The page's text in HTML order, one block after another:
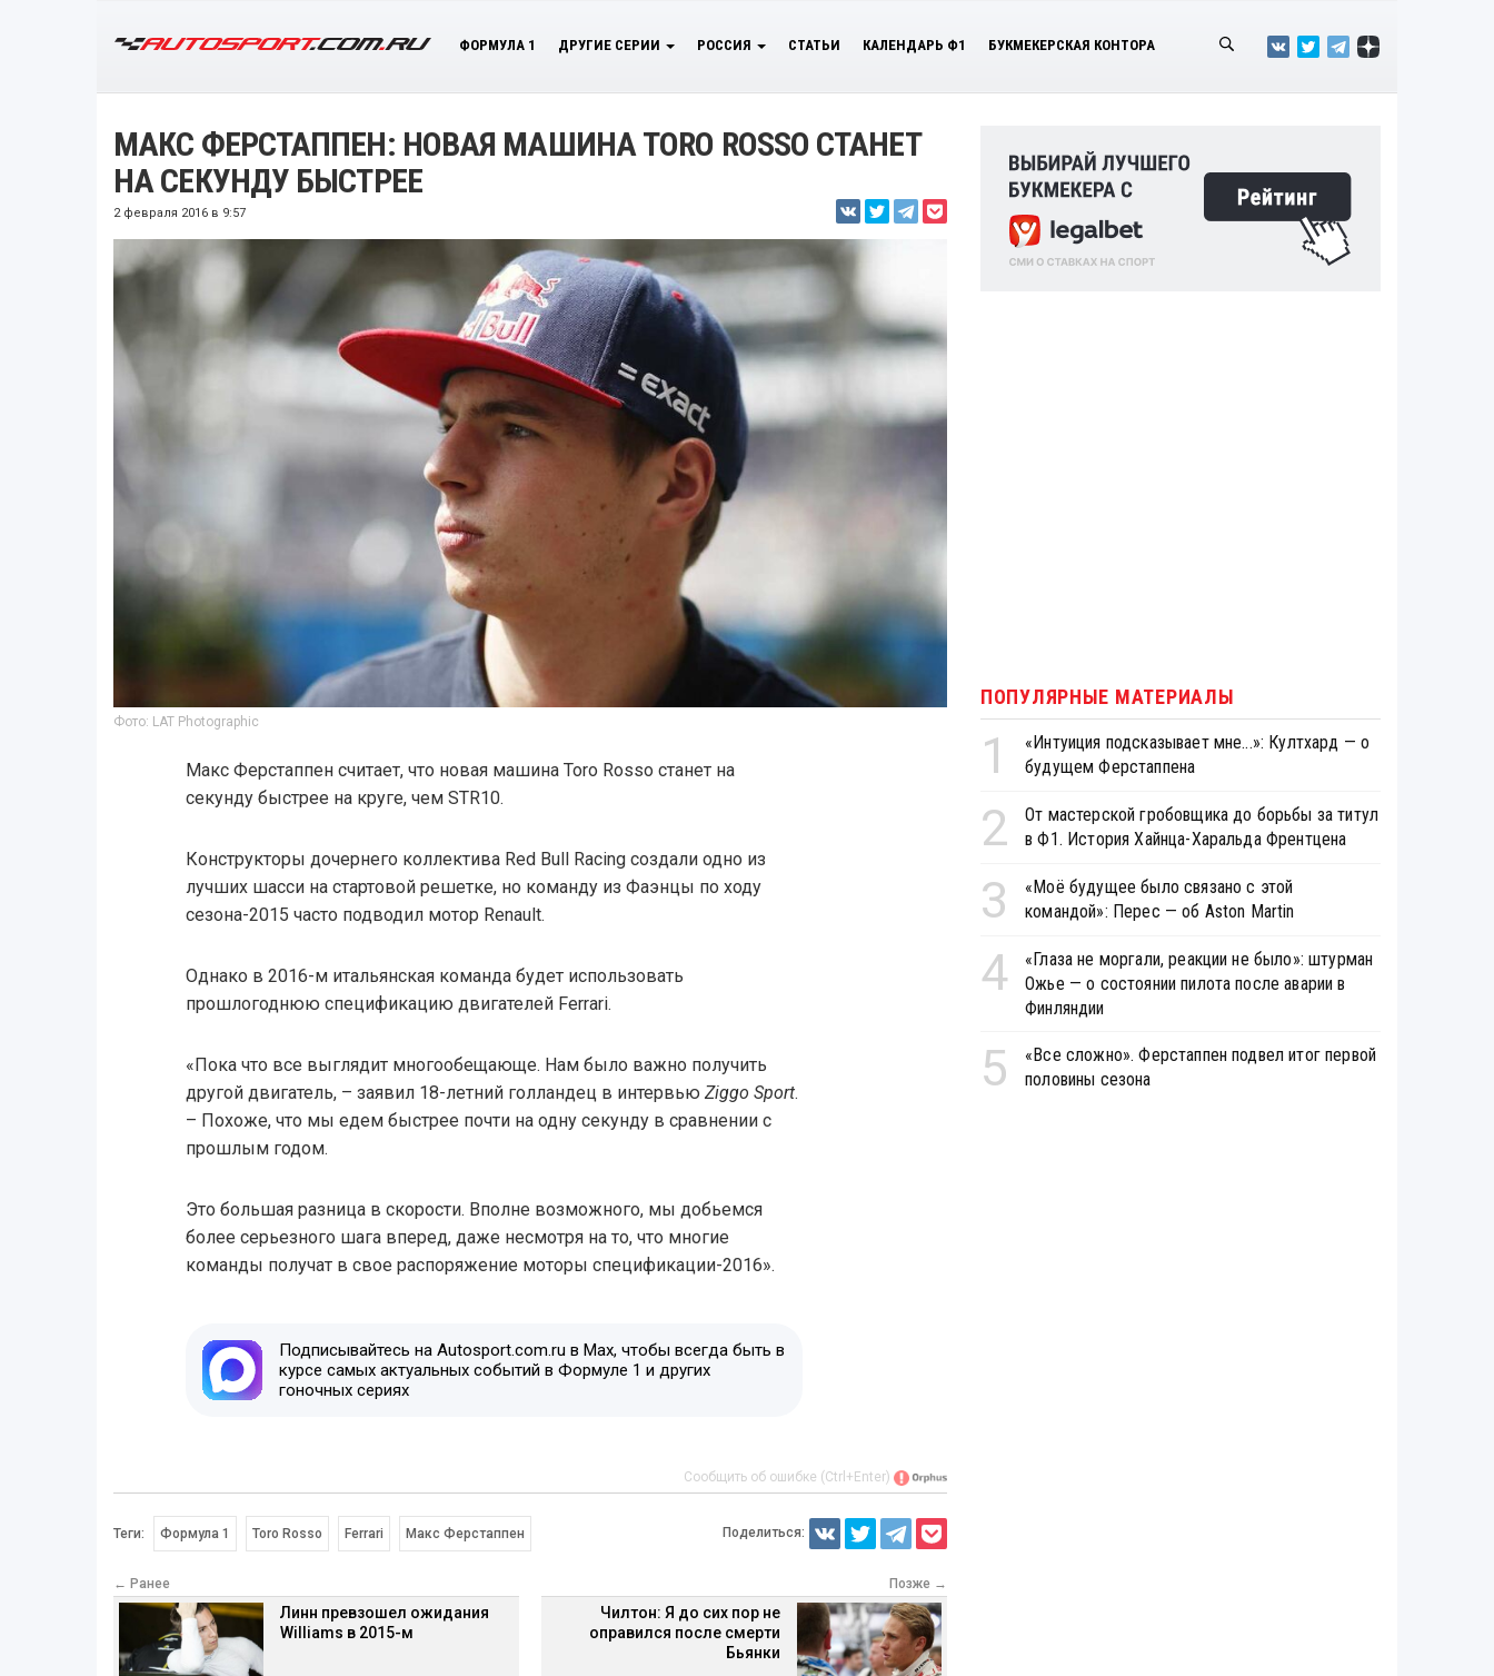
ФОРМУЛА 1 ДРУГИЕ СЕРИИ РОССИЯ СТАТЬИ КАЛЕНДАРЬ Ф1 БУКМЕКЕРСКАЯ КОНТОРА
МАКС ФЕРСТАППЕН: НОВАЯ МАШИНА TORO ROSSO СТАНЕТ
НА СЕКУНДУ БЫСТРЕЕ
2 февраля 2016 в 9:57
Фото: LAT Photographic
Макс Ферстаппен считает, что новая машина Toro Rosso станет на
секунду быстрее на круге, чем STR10.
Конструкторы дочернего коллектива Red Bull Racing создали одно из
лучших шасси на стартовой решетке, но команду из Фаэнцы по ходу
сезона-2015 часто подводил мотор Renault.
Однако в 2016-м итальянская команда будет использовать
прошлогоднюю спецификацию двигателей Ferrari.
«Пока что все выглядит многообещающе. Нам было важно получить
другой двигатель, – заявил 18-летний голландец в интервью Ziggo Sport.
– Похоже, что мы едем быстрее почти на одну секунду в сравнении с
прошлым годом.
Это большая разница в скорости. Вполне возможного, мы добьемся
более серьезного шага вперед, даже несмотря на то, что многие
команды получат в свое распоряжение моторы спецификации-2016».
Подписывайтесь на Autosport.com.ru в Max, чтобы всегда быть в
курсе самых актуальных событий в Формуле 1 и других
гоночных сериях
Сообщить об ошибке (Ctrl+Enter)
Теги: Формула 1 Toro Rosso Ferrari Макс Ферстаппен Поделиться:
← Ранее
Линн превзошел ожидания
Williams в 2015-м
Позже →
Чилтон: Я до сих пор не
оправился после смерти
Бьянки
ПОПУЛЯРНЫЕ МАТЕРИАЛЫ
1
«Интуиция подсказывает мне...»: Култхард — о
будущем Ферстаппена
2
От мастерской гробовщика до борьбы за титул
в Ф1. История Хайнца-Харальда Френтцена
3
«Моё будущее было связано с этой
командой»: Перес — об Aston Martin
4
«Глаза не моргали, реакции не было»: штурман
Ожье — о состоянии пилота после аварии в
Финляндии
5
«Все сложно». Ферстаппен подвел итог первой
половины сезона